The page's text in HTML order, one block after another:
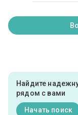
Найдите
рядом с вами
Начать поиск